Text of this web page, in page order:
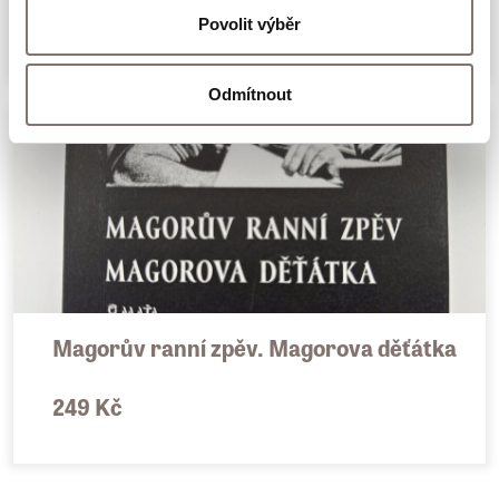
Povolit výběr
Odmítnout
Magorův ranní zpěv. Magorova děťátka
249 Kč